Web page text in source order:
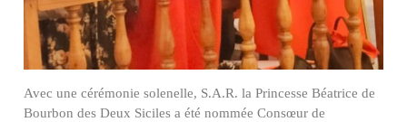
Avec une cérémonie solenelle, S.A.R. la Princesse Béatrice de
Bourbon des Deux Siciles a été nommée Consœur de